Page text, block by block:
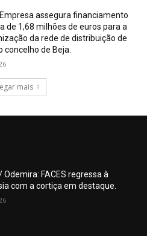
Empresa assegura financiamento
de 1,68 milhões de euros para a
da rede de distribuição de
concelho de Beja.
mais
Odemira: FACES regressa à
com a cortiça em destaque.